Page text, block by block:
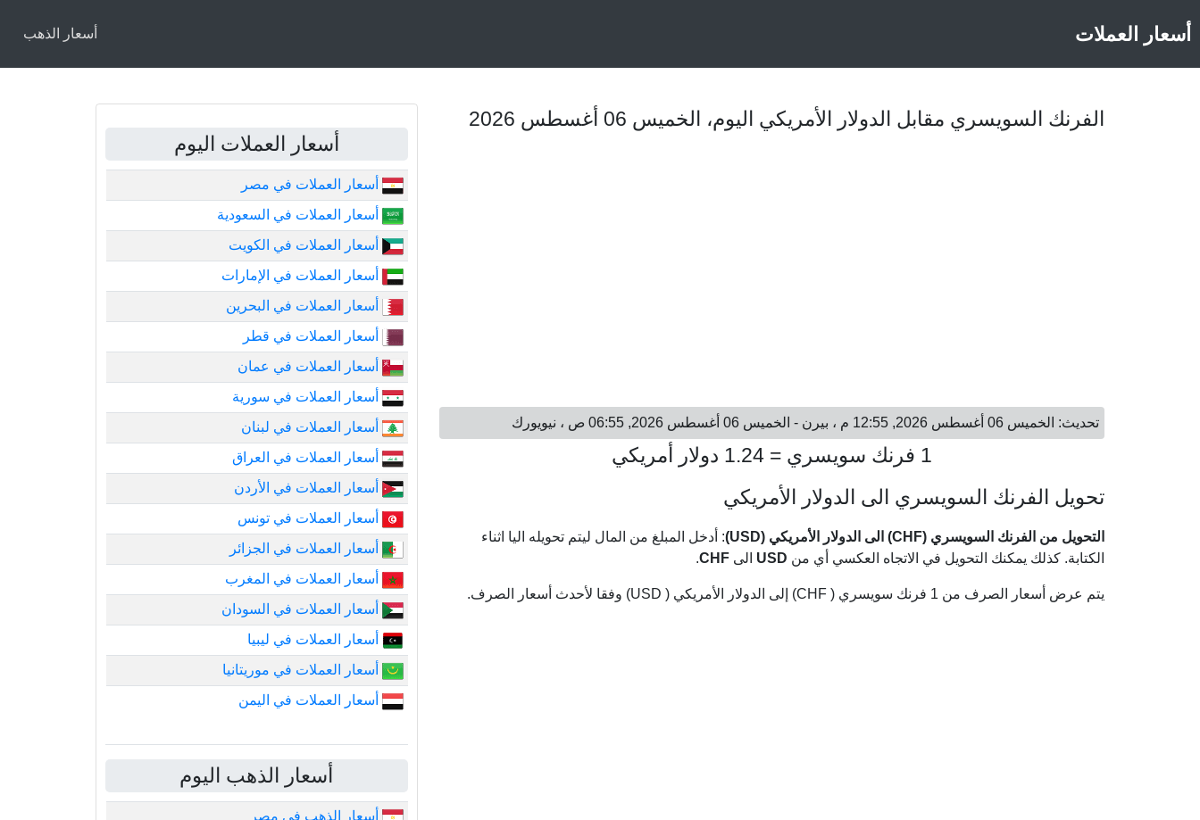
أسعار العملات أسعار الذهب
الفرنك السويسري مقابل الدولار الأمريكي اليوم، الخميس 06 أغسطس 2026
تحديث: الخميس 06 أغسطس 2026, 12:55 م ، بيرن - الخميس 06 أغسطس 2026, 06:55 ص ، نيويورك
1 فرنك سويسري = 1.24 دولار أمريكي
تحويل الفرنك السويسري الى الدولار الأمريكي
التحويل من الفرنك السويسري (CHF) الى الدولار الأمريكي (USD)
: أدخل المبلغ من المال ليتم تحويله اليا اثناء
الكتابة. كذلك يمكنك التحويل في الاتجاه العكسي أي من USD الى CHF
.
يتم عرض أسعار الصرف من 1 فرنك سويسري ( CHF) إلى الدولار الأمريكي ( USD) وفقا لأحدث أسعار الصرف.
أسعار العملات اليوم
أسعار العملات في مصر
أسعار العملات في السعودية
أسعار العملات في الكويت
أسعار العملات في الإمارات
أسعار العملات في البحرين
أسعار العملات في قطر
أسعار العملات في عمان
أسعار العملات في سورية
أسعار العملات في لبنان
أسعار العملات في العراق
أسعار العملات في الأردن
أسعار العملات في تونس
أسعار العملات في الجزائر
أسعار العملات في المغرب
أسعار العملات في السودان
أسعار العملات في ليبيا
أسعار العملات في موريتانيا
أسعار العملات في اليمن
أسعار الذهب اليوم
أسعار الذهب في مصر